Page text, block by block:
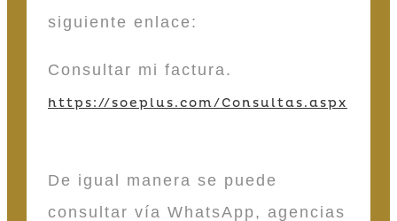
siguiente enlace:
Consultar mi factura.
https://soeplus.com/Consultas.aspx
De igual manera se puede
consultar vía WhatsApp, agencias